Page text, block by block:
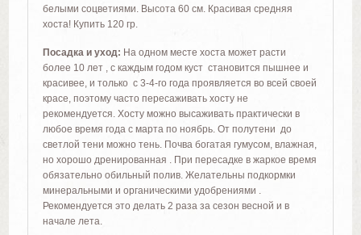
белыми соцветиями. Высота 60 см. Красивая средняя
хоста! Купить 120 гр.
Посадка и уход: На одном месте хоста может расти
более 10 лет , с каждым годом куст становится пышнее и
красивее, и только с 3-4-го года проявляется во всей своей
красе, поэтому часто пересаживать хосту не
рекомендуется. Хосту можно высаживать практически в
любое время года с марта по ноябрь. От полутени до
светлой тени можно тень. Почва богатая гумусом, влажная,
но хорошо дренированная . При пересадке в жаркое время
обязательно обильный полив. Желательны подкормки
минеральными и органическими удобрениями .
Рекомендуется это делать 2 раза за сезон весной и в
начале лета.